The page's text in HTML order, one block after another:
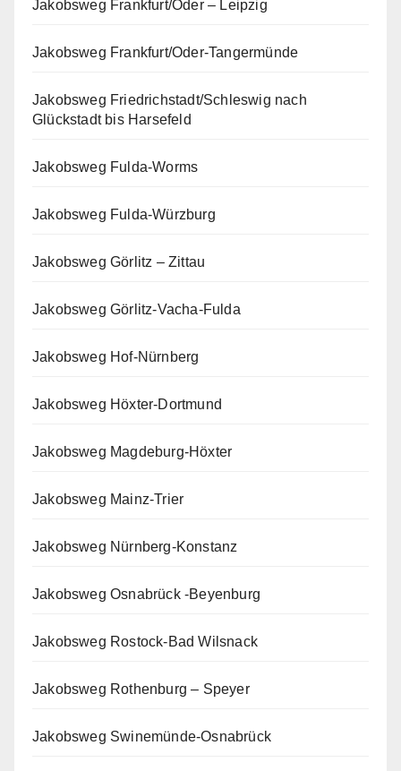
Jakobsweg Frankfurt/Oder – Leipzig
Jakobsweg Frankfurt/Oder-Tangermünde
Jakobsweg Friedrichstadt/Schleswig nach
Glückstadt bis Harsefeld
Jakobsweg Fulda-Worms
Jakobsweg Fulda-Würzburg
Jakobsweg Görlitz – Zittau
Jakobsweg Görlitz-Vacha-Fulda
Jakobsweg Hof-Nürnberg
Jakobsweg Höxter-Dortmund
Jakobsweg Magdeburg-Höxter
Jakobsweg Mainz-Trier
Jakobsweg Nürnberg-Konstanz
Jakobsweg Osnabrück -Beyenburg
Jakobsweg Rostock-Bad Wilsnack
Jakobsweg Rothenburg – Speyer
Jakobsweg Swinemünde-Osnabrück